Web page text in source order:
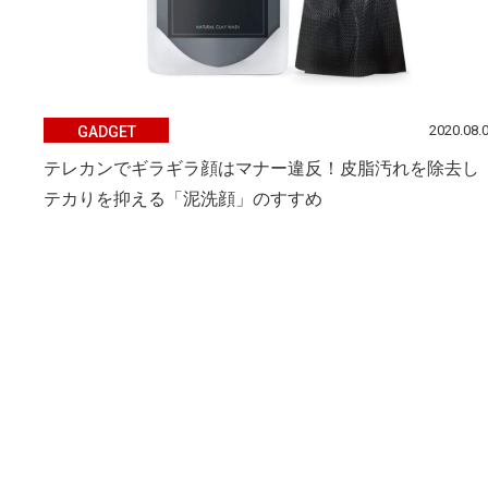
GADGET
テレカンでギラギラ顔はマナー違反！皮脂汚れを除去し
テカりを抑える「泥洗顔」のすすめ